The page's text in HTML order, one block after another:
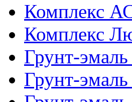
Комплекс
Комплекс
Грунт-
Грунт-